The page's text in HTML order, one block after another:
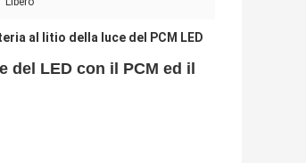
al litio della luce del PCM LED
del LED con il PCM ed il